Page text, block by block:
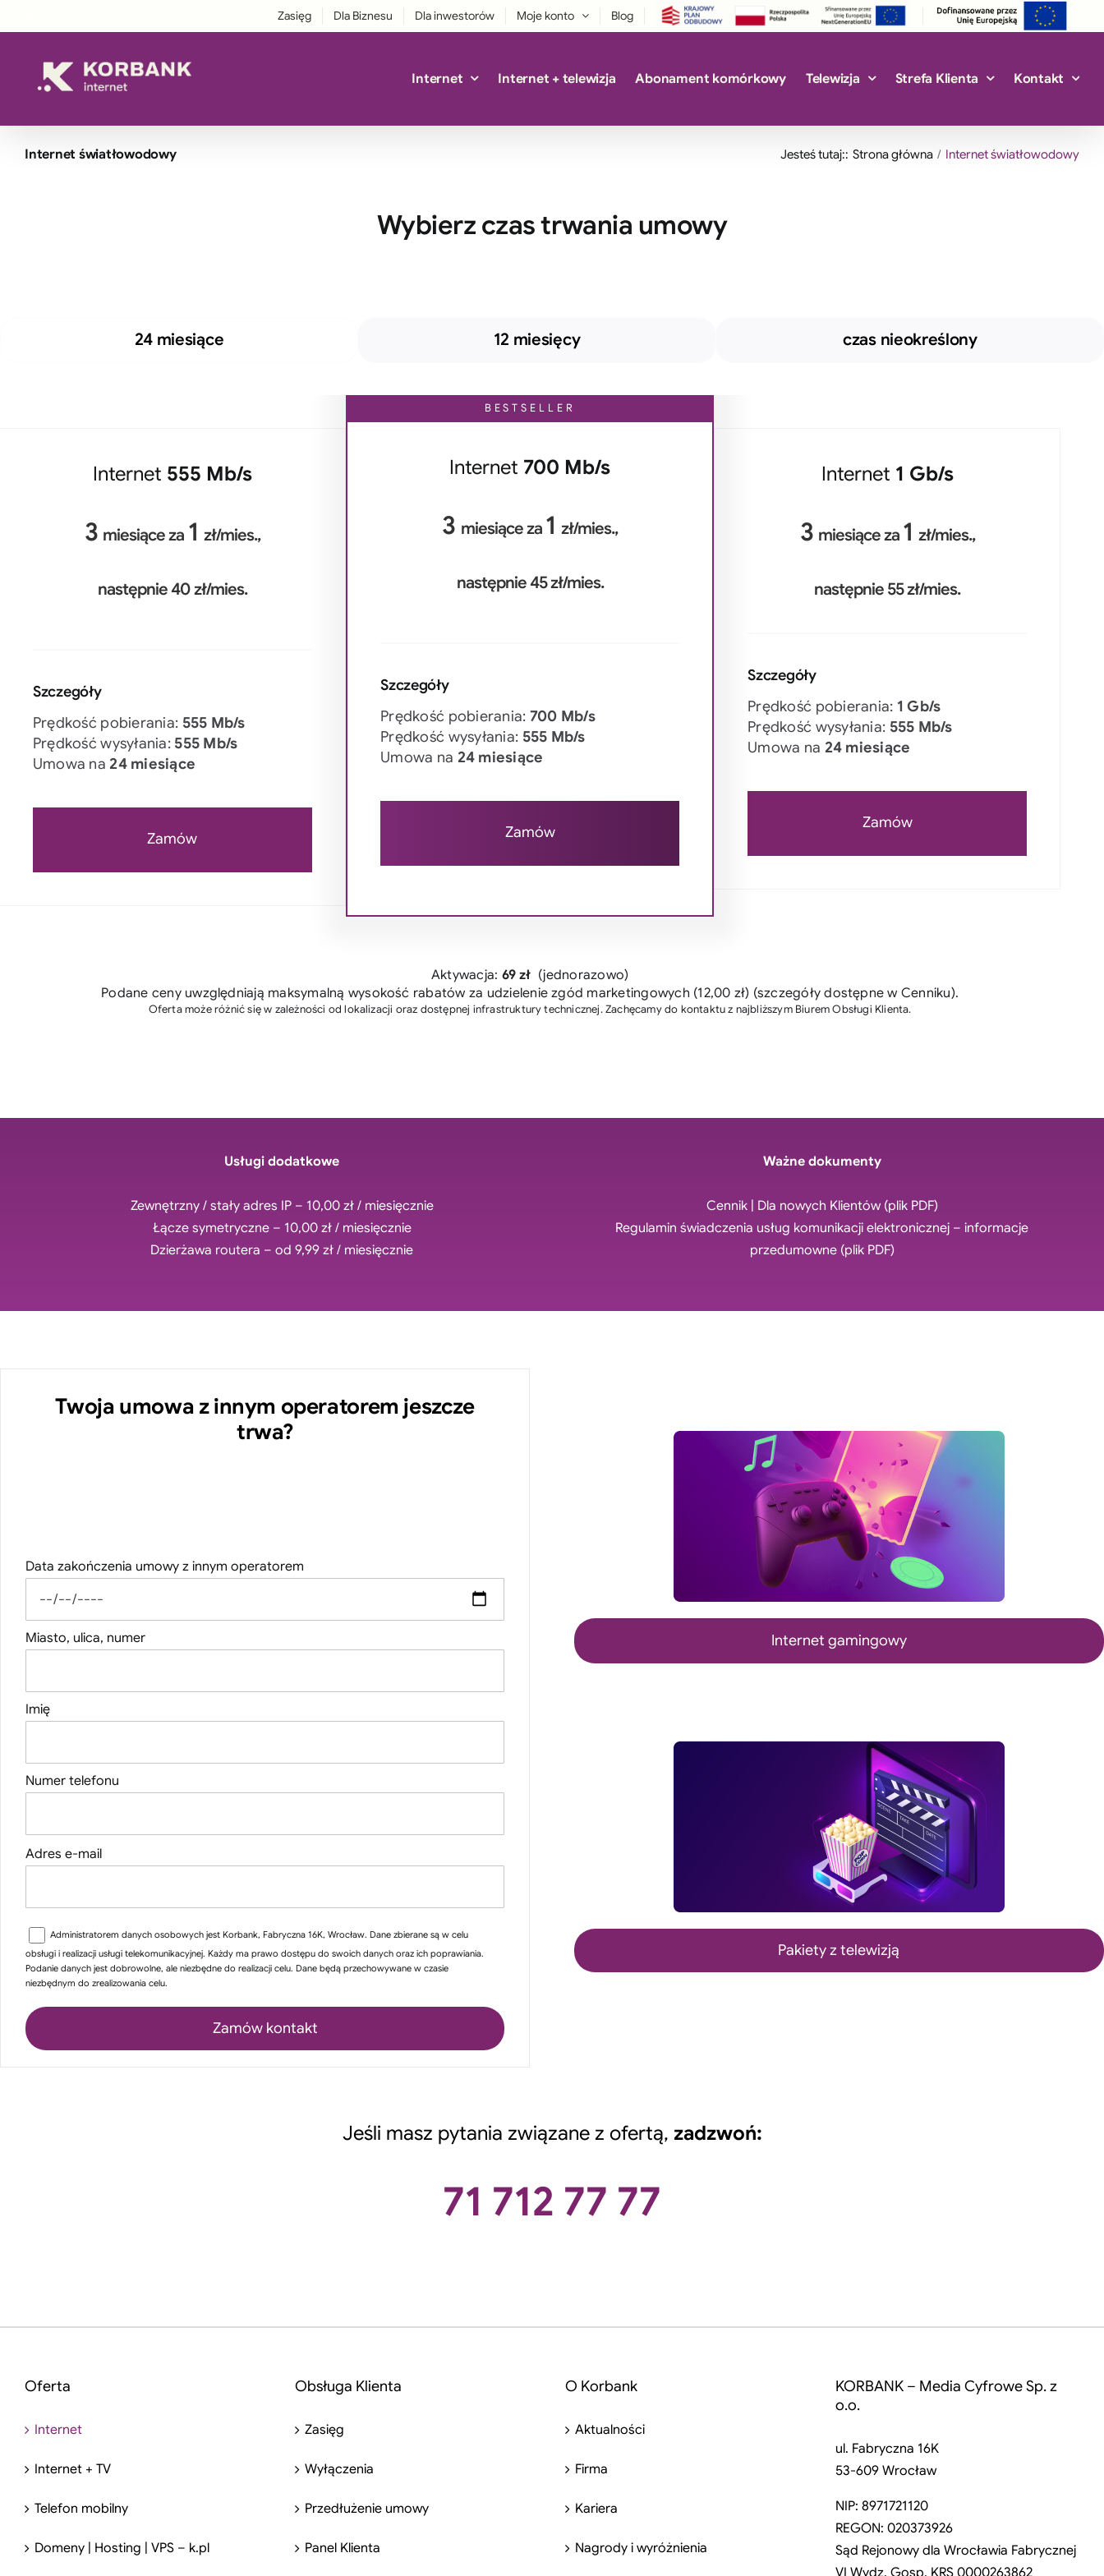
do
Zasięg Dla Biznesu Dla inwestorów Moje konto Blog
Internet Internet + telewizja Abonament komórkowy Telewizja Strefa Klienta Kontakt
Internet światłowodowy Jesteś tutaj:: Strona główna Internet światłowodowy
Wybierz czas trwania umowy
24 miesiące 12 miesięcy czas nieokreślony
Internet 555 Mb/s
3 miesiące za 1 zł/mies.,
następnie 40 zł/mies.
Szczegóły
Prędkość pobierania: 555 Mb/s
Prędkość wysyłania: 555 Mb/s
Umowa na 24 miesiące
Zamów
BESTSELLER
Internet 700 Mb/s
3 miesiące za 1 zł/mies.,
następnie 45 zł/mies.
Szczegóły
Prędkość pobierania: 700 Mb/s
Prędkość wysyłania: 555 Mb/s
Umowa na 24 miesiące
Zamów
Internet 1 Gb/s
3 miesiące za 1 zł/mies.,
następnie 55 zł/mies.
Szczegóły
Prędkość pobierania: 1 Gb/s
Prędkość wysyłania: 555 Mb/s
Umowa na 24 miesiące
Zamów
Aktywacja: 69 zł (jednorazowo)
Podane ceny uwzględniają maksymalną wysokość rabatów za udzielenie zgód marketingowych (12,00 zł) (szczegóły dostępne w Cenniku).
Oferta może różnić się w zależności od lokalizacji oraz dostępnej infrastruktury technicznej. Zachęcamy do kontaktu z najbliższym Biurem Obsługi Klienta.
Usługi dodatkowe
Zewnętrzny / stały adres IP – 10,00 zł / miesięcznie
Łącze symetryczne – 10,00 zł / miesięcznie
Dzierżawa routera – od 9,99 zł / miesięcznie
Ważne dokumenty
Cennik | Dla nowych Klientów(plik PDF)
Regulamin świadczenia usług komunikacji elektronicznej – informacje
przedumowne(plik PDF)
Twoja umowa z innym operatorem jeszcze
trwa?
Data zakończenia umowy z innym operatorem
Miasto, ulica, numer
Imię
Numer telefonu
Adres e-mail
Administratorem danych osobowych jest Korbank, Fabryczna 16K, Wrocław. Dane zbierane są w celu
obsługi i realizacji usługi telekomunikacyjnej. Każdy ma prawo dostępu do swoich danych oraz ich poprawiania.
Podanie danych jest dobrowolne, ale niezbędne do realizacji celu. Dane będą przechowywane w czasie
niezbędnym do zrealizowania celu.
Internet gamingowy
Pakiety z telewizją
Jeśli masz pytania związane z ofertą, zadzwoń:
71 712 77 77
Oferta
Internet
Internet + TV
Telefon mobilny
Domeny | Hosting | VPS – k.pl
Obsługa Klienta
Zasięg
Wyłączenia
Przedłużenie umowy
Panel Klienta
O Korbank
Aktualności
Firma
Kariera
Nagrody i wyróżnienia
KORBANK – Media Cyfrowe Sp. z
o.o.
ul. Fabryczna 16K
53-609 Wrocław
NIP: 8971721120
REGON: 020373926
Sąd Rejonowy dla Wrocławia Fabrycznej
VI Wydz. Gosp. KRS 0000263862